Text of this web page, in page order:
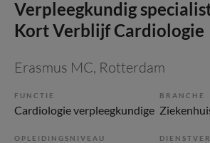
Verpleegkundig
Kort Verblijf Cardiologie
Erasmus MC, Rotterdam
FUNCTIE
Cardiologie verpleegkundige
BRANCHE
OPLEIDINGSNIVEAU